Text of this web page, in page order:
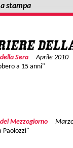
stampa
Sera
Aprile 2010
a 15 anni"
Mezzogiorno
Paolozzi"